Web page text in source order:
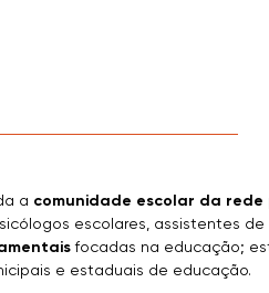
a comunidade escolar da rede
escolares, assistentes de
focadas na educação;
e estaduais de educação.